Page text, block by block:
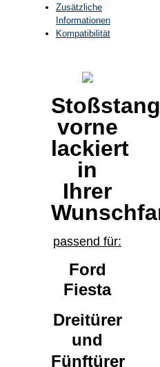
Zusätzliche
Informationen
Kompatibilität
vorne
lackiert
in
Ihrer
passend für:
Ford
Fiesta
Dreitürer
und
Fünftürer